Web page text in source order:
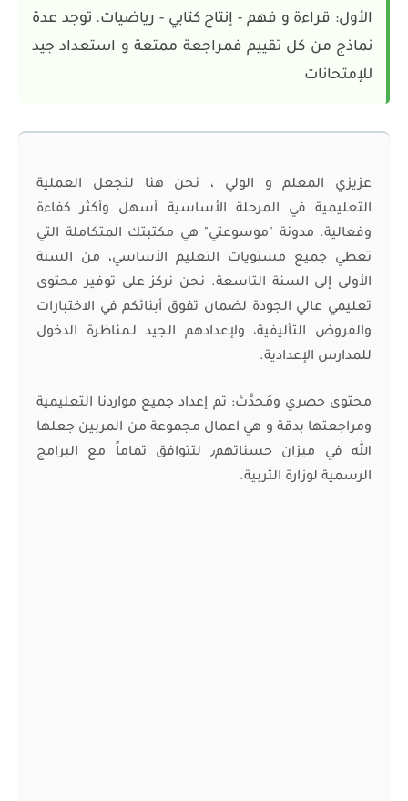
الأول: قراءة و فهم - إنتاج كتابي - رياضيات. توجد عدة
نماذج من كل تقييم فمراجعة ممتعة و استعداد جيد
للإمتحانات
عزيزي المعلم و الولي ، نحن هنا لنجعل العملية
التعليمية في المرحلة الأساسية أسهل وأكثر كفاءة
وفعالية. مدونة "موسوعتي" هي مكتبتك المتكاملة التي
تغطي جميع مستويات التعليم الأساسي، من السنة
الأولى إلى السنة التاسعة. نحن نركز على توفير محتوى
تعليمي عالي الجودة لضمان تفوق أبنائكم في الاختبارات
والفروض التأليفية، ولإعدادهم الجيد لـمناظرة الدخول
للمدارس الإعدادية.
محتوى حصري ومُحدَّث: تم إعداد جميع مواردنا التعليمية
ومراجعتها بدقة و هي اعمال مجموعة من المربين جعلها
الله في ميزان حسناتهم٫ لتتوافق تماماً مع البرامج
الرسمية لوزارة التربية.